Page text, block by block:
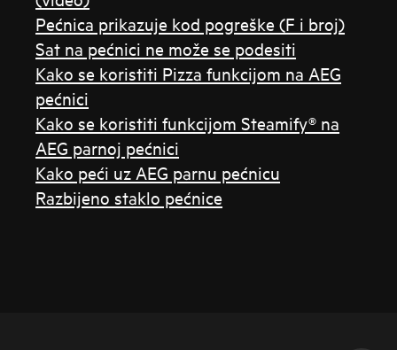
Pećnica prikazuje kod pogreške (F i broj)
Sat na pećnici ne može se podesiti
Kako se koristiti Pizza funkcijom na AEG
pećnici
Kako se koristiti funkcijom Steamify® na
AEG parnoj pećnici
Kako peći uz AEG parnu pećnicu
Razbijeno staklo pećnice